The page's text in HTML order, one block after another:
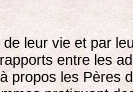
leur vie et par
entre les
propos les Pères